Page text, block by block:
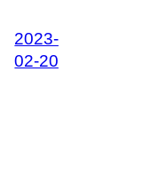
2023-
02-20